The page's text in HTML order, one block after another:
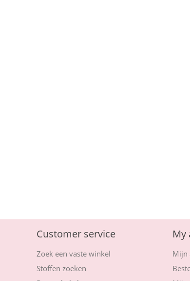
Customer service
Zoek een vaste winkel
Stoffen zoeken
My
Mijn